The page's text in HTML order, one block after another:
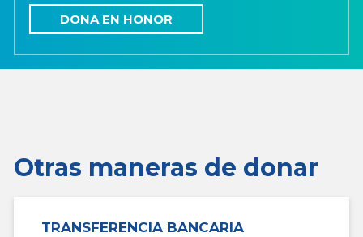
DONA EN HONOR
Otras maneras de donar
TRANSFERENCIA BANCARIA